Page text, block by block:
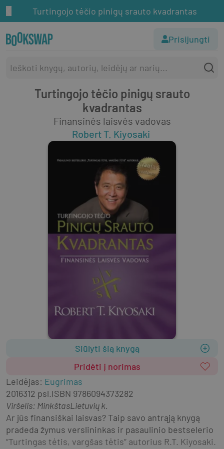
Turtingojo tėčio pinigų srauto kvadrantas
Prisijungti
Turtingojo tėčio pinigų srauto
kvadrantas
Finansinės laisvės vadovas
Robert T. Kiyosaki
Siūlyti šią knygą
Pridėti į norimas
Leidėjas: Eugrimas
2016312 psl.ISBN 9786094373282
Viršelis: MinkštasLietuvių k.
Ar jūs finansiškai laisvas? Taip savo antrąją knygą
pradeda žymus verslininkas ir pasaulinio bestselerio
“Turtingas tėtis, vargšas tėtis” autorius R.T. Kiyosaki.